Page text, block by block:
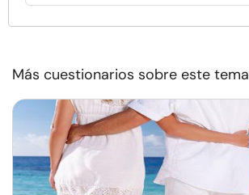
Más cuestionarios sobre este tema